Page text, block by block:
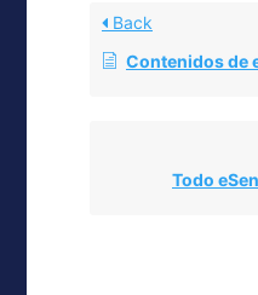
Back
Contenidos de
Todo